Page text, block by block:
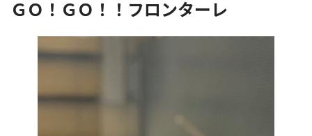
ＧＯ！ＧＯ！！フロンターレ